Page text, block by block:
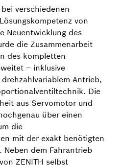
verschiedenen
von
Neuentwicklung des
die Zusammenarbeit
des kompletten
– inklusive
Antrieb,
Die
aus Servomotor und
über einen
die
mit der exakt benötigten
Neben dem Fahrantrieb
ZENITH selbst